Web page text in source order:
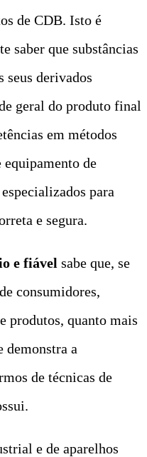
de CDB. Isto é
saber que substâncias
seus derivados
geral do produto final
em métodos
equipamento de
para
e segura.
e fiável sabe que, se
consumidores,
produtos, quanto mais
demonstra a
de técnicas de
e de aparelhos